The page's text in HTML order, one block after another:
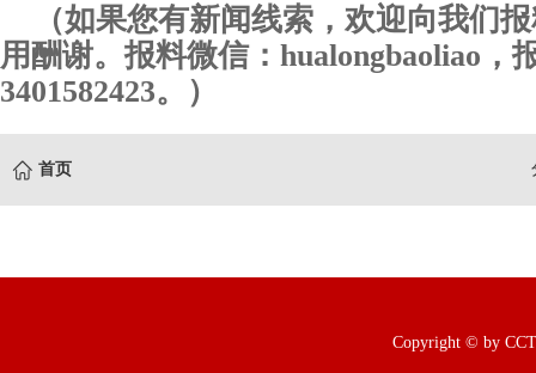
（如果您有新闻线索，欢迎向我们
用酬谢。报料微信：hualongbaoliao，
3401582423。）
首页
Copyright © by